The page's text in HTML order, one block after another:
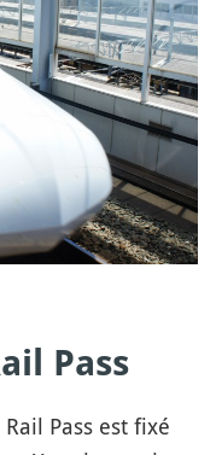
Pass
Pass est fixé